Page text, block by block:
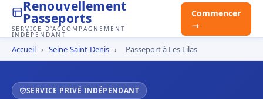
Renouvellement
Passeports
SERVICE D'ACCOMPAGNEMENT
INDÉPENDANT
Commencer
→
Accueil › Seine-Saint-Denis › Passeport à Les Lilas
SERVICE PRIVÉ INDÉPENDANT